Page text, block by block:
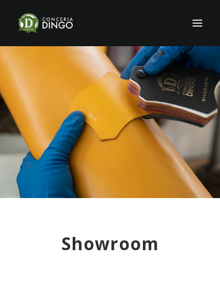
STORIA
PRODUZIONE
SHOWROOM
CERTIFICAZIONI
SOSTENIBILITÀ
GALLERY
Showroom